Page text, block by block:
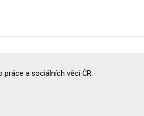
a sociálních věcí ČR.